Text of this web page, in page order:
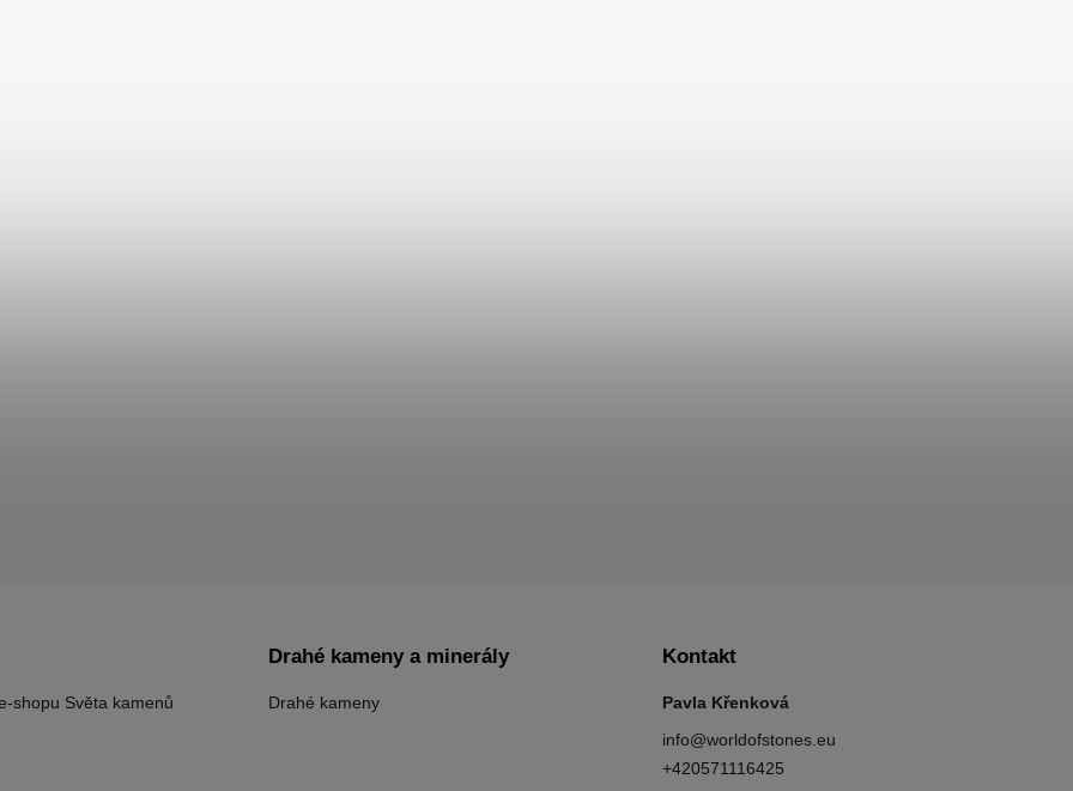
shopu Světa kamenů
Drahé kameny a minerály
Drahé kameny
Kontakt
Pavla Křenková
info@worldofstones.eu
+420571116425